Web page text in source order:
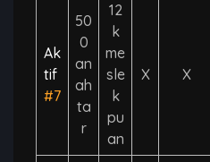
Ak
tif
#7
50
0
an
ah
ta
r
12
k
me
sle
k
pu
an
X X